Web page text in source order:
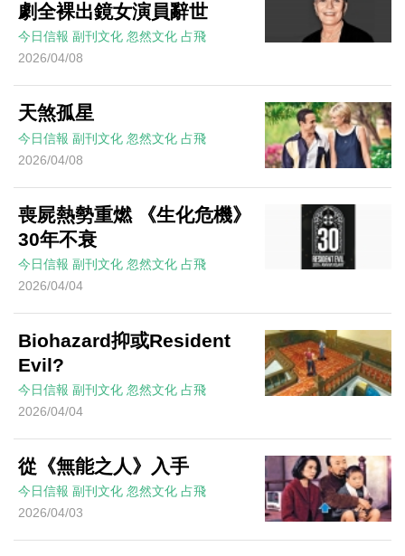
劇全裸出鏡女演員辭世
今日信報 副刊文化 忽然文化 占飛
2026/04/08
天煞孤星
今日信報 副刊文化 忽然文化 占飛
2026/04/08
喪屍熱勢重燃 《生化危機》
30年不衰
今日信報 副刊文化 忽然文化 占飛
2026/04/04
Biohazard抑或Resident
Evil?
今日信報 副刊文化 忽然文化 占飛
2026/04/04
從《無能之人》入手
今日信報 副刊文化 忽然文化 占飛
2026/04/03